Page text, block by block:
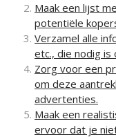
Maak een lijst
potentiële
Verzamel alle
etc., die nodig is
Zorg voor een
om deze
advertenties.
Maak een
ervoor dat je